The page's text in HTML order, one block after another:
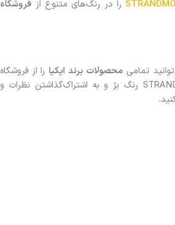
را در رنگ‌های متنوع ازفروشگاه
تمامی محصولات برند ایکیا را از فروشگاه
زردان سفارش دهید. با خريد مبل راحتی یک نفره ایکیا STRANDMON رنگ بژ و به اشتراک‌گذاشتن نظرات و